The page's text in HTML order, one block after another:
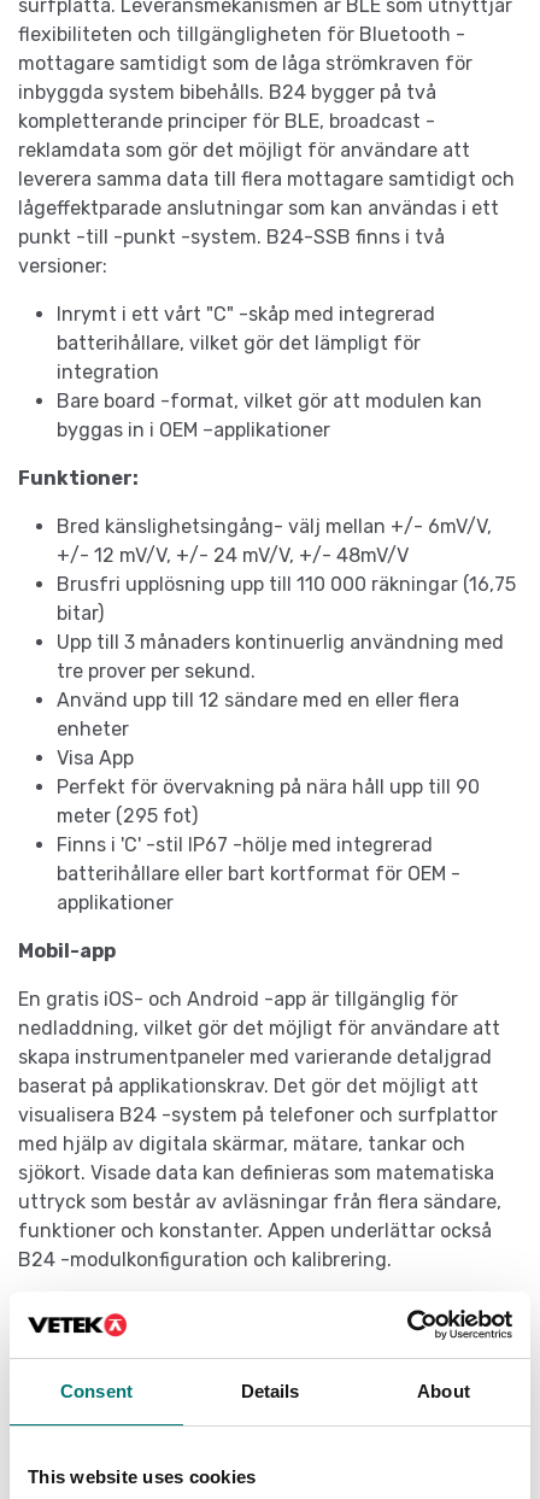
Consent Details About
This website uses cookies
surfplatta. Leveransmekanismen är BLE som utnyttjar
flexibiliteten och tillgängligheten för Bluetooth -
mottagare samtidigt som de låga strömkraven för
inbyggda system bibehålls. B24 bygger på två
kompletterande principer för BLE, broadcast -
reklamdata som gör det möjligt för användare att
leverera samma data till flera mottagare samtidigt och
lågeffektparade anslutningar som kan användas i ett
punkt -till -punkt -system. B24-SSB finns i två
versioner:
Inrymt i ett vårt "C" -skåp med integrerad
batterihållare, vilket gör det lämpligt för
integration
Bare board -format, vilket gör att modulen kan
byggas in i OEM –applikationer
Funktioner:
Bred känslighetsingång- välj mellan +/- 6mV/V,
+/- 12 mV/V, +/- 24 mV/V, +/- 48mV/V
Brusfri upplösning upp till 110 000 räkningar (16,75
bitar)
Upp till 3 månaders kontinuerlig användning med
tre prover per sekund.
Använd upp till 12 sändare med en eller flera
enheter
Visa App
Perfekt för övervakning på nära håll upp till 90
meter (295 fot)
Finns i 'C' -stil IP67 -hölje med integrerad
batterihållare eller bart kortformat för OEM -
applikationer
Mobil-app
En gratis iOS- och Android -app är tillgänglig för
nedladdning, vilket gör det möjligt för användare att
skapa instrumentpaneler med varierande detaljgrad
baserat på applikationskrav. Det gör det möjligt att
visualisera B24 -system på telefoner och surfplattor
med hjälp av digitala skärmar, mätare, tankar och
sjökort. Visade data kan definieras som matematiska
uttryck som består av avläsningar från flera sändare,
funktioner och konstanter. Appen underlättar också
B24 -modulkonfiguration och kalibrering.
Specifikationer